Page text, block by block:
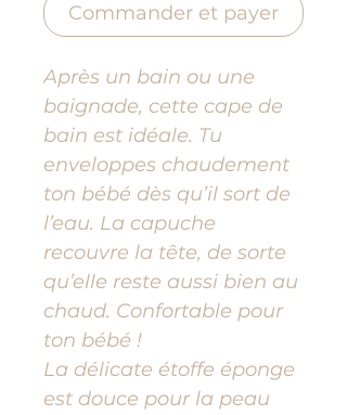
Commander et payer
Après un bain ou une
baignade, cette cape de
bain est idéale. Tu
enveloppes chaudement
ton bébé dès qu’il sort de
l’eau. La capuche
recouvre la tête, de sorte
qu’elle reste aussi bien au
chaud. Confortable pour
ton bébé !
La délicate étoffe éponge
est douce pour la peau